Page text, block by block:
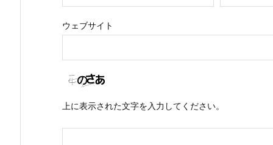
ウェブサイト
上に表示された文字を入力してください。